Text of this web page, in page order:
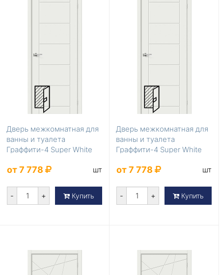
Дверь межкомнатная для
ванны и туалета
Граффити-4 Super White
от 7 778 шт
- + Купить
Дверь межкомнатная для
ванны и туалета
Граффити-4 Super White
от 7 778 шт
- + Купить